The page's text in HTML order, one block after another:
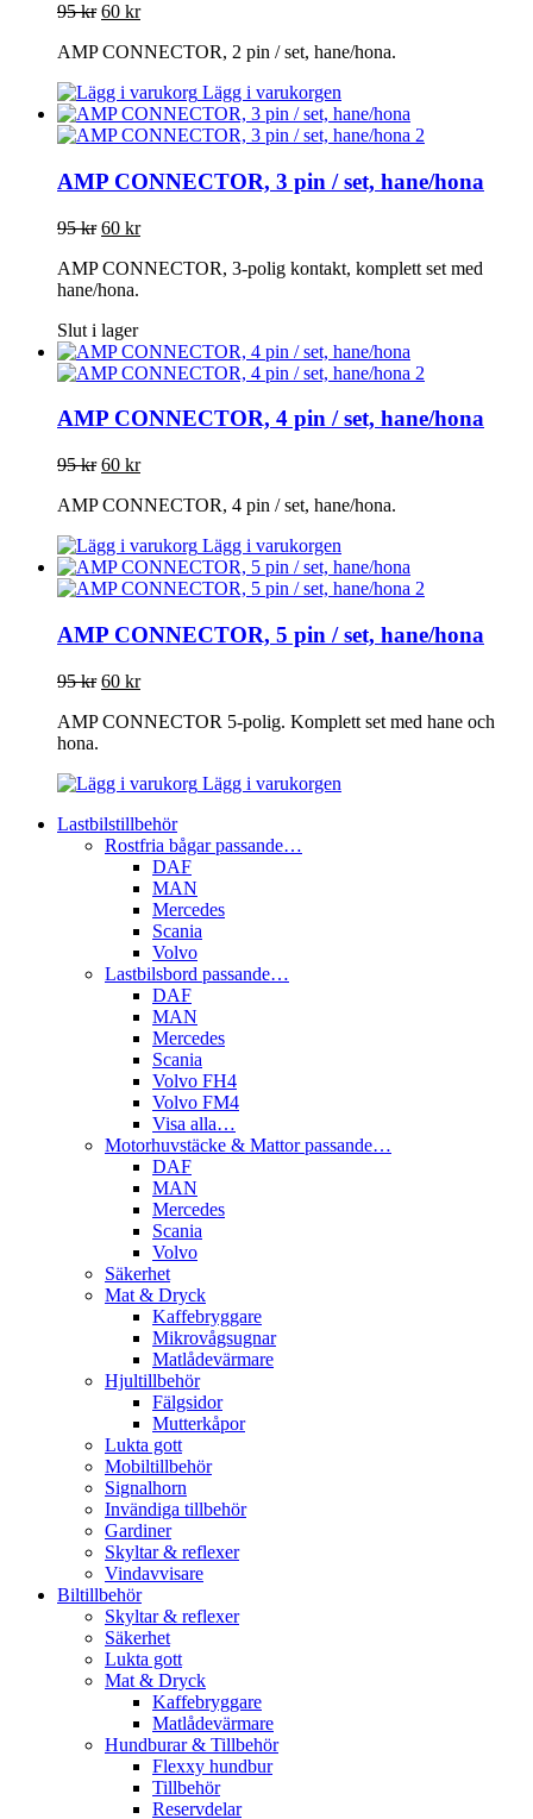
95kr 60 kr
AMP CONNECTOR, 2 pin / set, hane/hona.
Lägg i varukorgen
AMP CONNECTOR, 3 pin / set, hane/hona
95kr 60 kr
AMP CONNECTOR, 3-polig kontakt, komplett set med
hane/hona.
Slut i lager
AMP CONNECTOR, 4 pin / set, hane/hona
95kr 60 kr
AMP CONNECTOR, 4 pin / set, hane/hona.
Lägg i varukorgen
AMP CONNECTOR, 5 pin / set, hane/hona
95kr 60 kr
AMP CONNECTOR 5-polig. Komplett set med hane och
hona.
Lägg i varukorgen
Lastbilstillbehör
Rostfria bågar passande…
DAF
MAN
Mercedes
Scania
Volvo
Lastbilsbord passande…
DAF
MAN
Mercedes
Scania
Volvo FH4
Volvo FM4
Visa alla…
Motorhuvstäcke & Mattor passande…
DAF
MAN
Mercedes
Scania
Volvo
Säkerhet
Mat & Dryck
Kaffebryggare
Mikrovågsugnar
Matlådevärmare
Hjultillbehör
Fälgsidor
Mutterkåpor
Lukta gott
Mobiltillbehör
Signalhorn
Invändiga tillbehör
Gardiner
Skyltar & reflexer
Vindavvisare
Biltillbehör
Skyltar & reflexer
Säkerhet
Lukta gott
Mat & Dryck
Kaffebryggare
Matlådevärmare
Hundburar & Tillbehör
Flexxy hundbur
Tillbehör
Reservdelar